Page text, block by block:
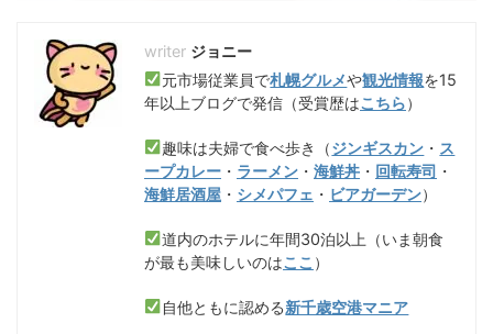
ジョニー
元市場従業員で札幌グルメや観光情報を15
年以上ブログで発信（受賞歴はこちら）
趣味は夫婦で食べ歩き（ジンギスカン ・ ス
ープカレー ・ ラーメン ・ 海鮮丼 ・ 回転寿司 ・
海鮮居酒屋 ・ シメパフェ ・ ビアガーデン）
道内のホテルに年間30泊以上（いま朝食
が最も美味しいのはここ ）
自他ともに認める新千歳空港マニア